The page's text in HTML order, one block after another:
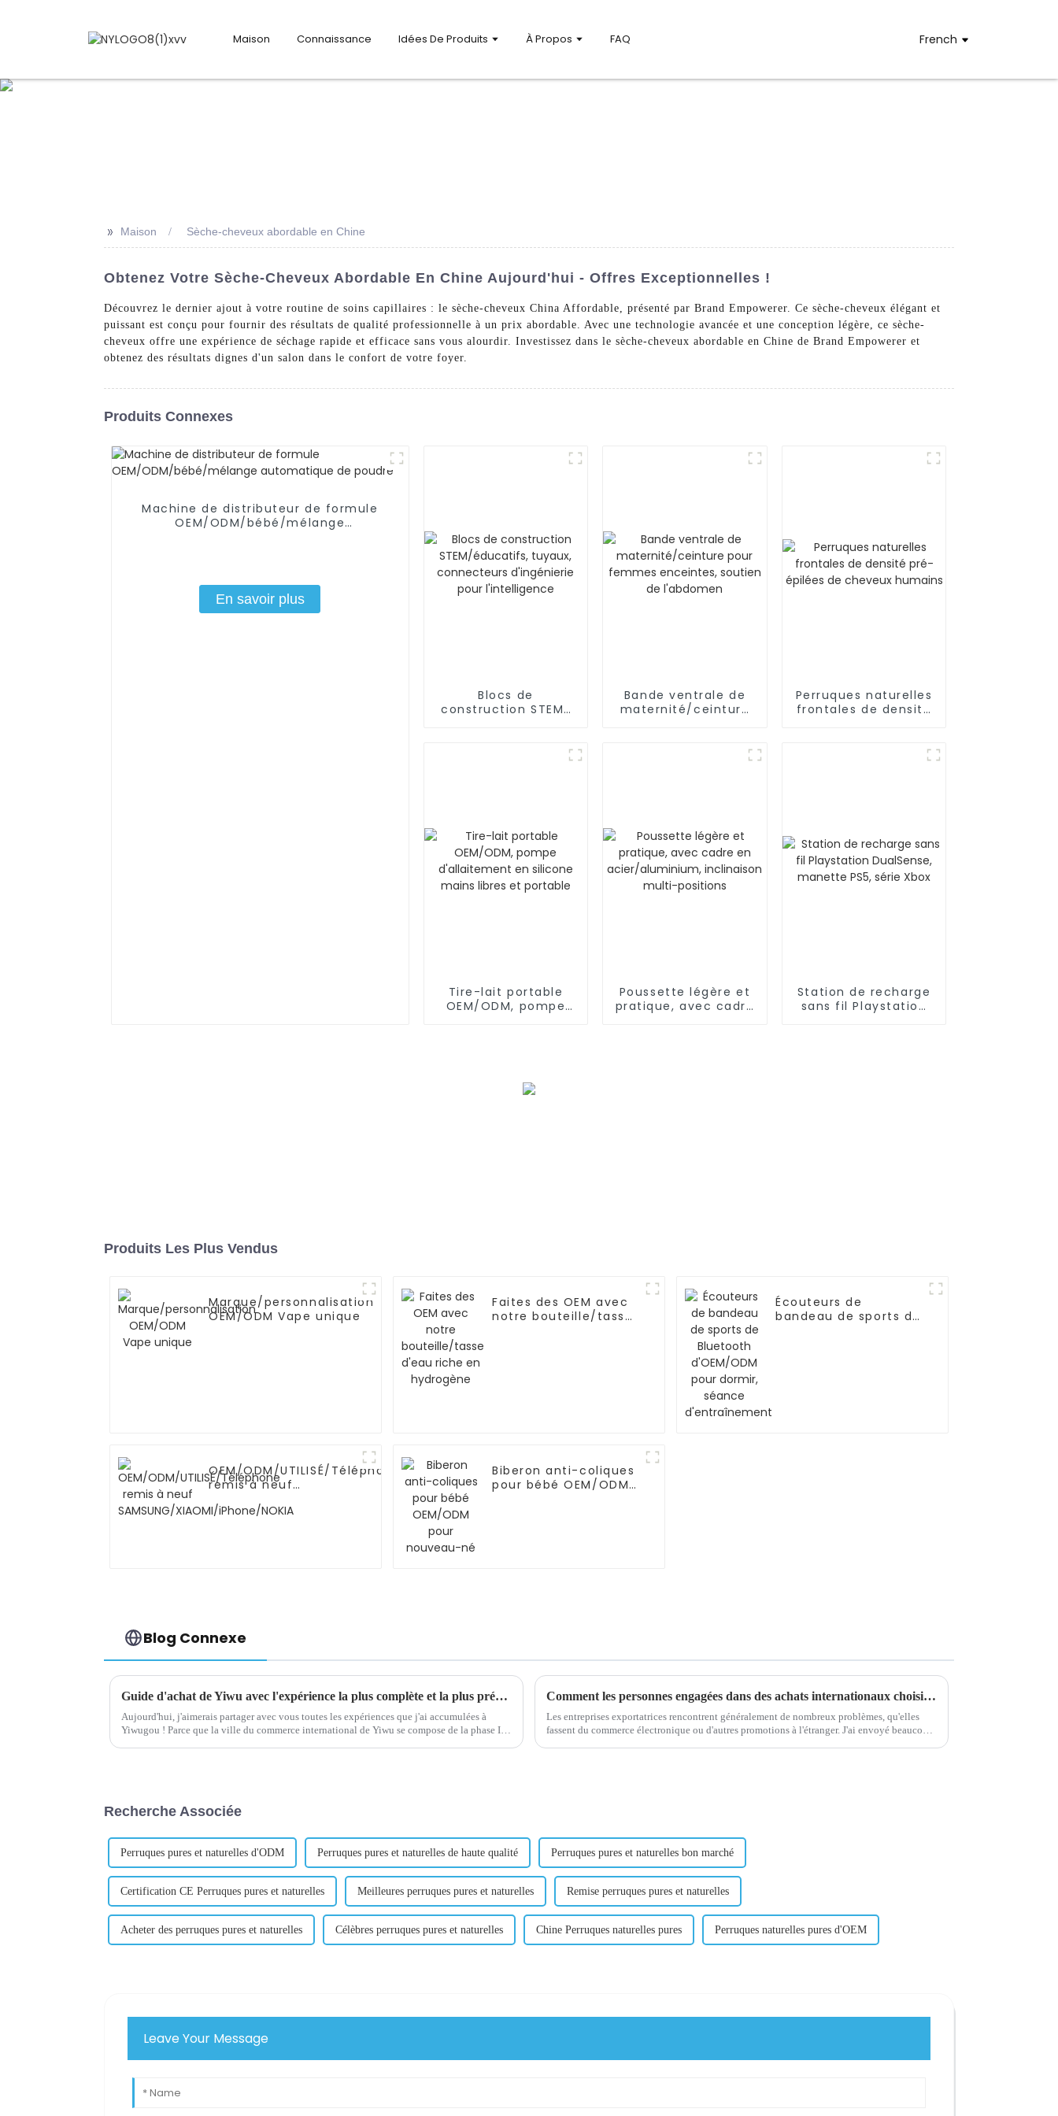
Maison Connaissance Idées De Produits À Propos FAQ French
>> Maison Sèche-cheveux abordable en Chine
Obtenez Votre Sèche-Cheveux Abordable En Chine Aujourd'hui - Offres Exceptionnelles !
Découvrez le dernier ajout à votre routine de soins capillaires : le sèche-cheveux China Affordable, présenté par Brand Empowerer. Ce sèche-cheveux élégant et
puissant est conçu pour fournir des résultats de qualité professionnelle à un prix abordable. Avec une technologie avancée et une conception légère, ce sèche-
cheveux offre une expérience de séchage rapide et efficace sans vous alourdir. Investissez dans le sèche-cheveux abordable en Chine de Brand Empowerer et
obtenez des résultats dignes d'un salon dans le confort de votre foyer.
Produits Connexes
Machine de distributeur de formule
OEM/ODM/bébé/mélange
En savoir plus
Blocs de
construction STEM/
Bande ventrale de
maternité/ceinture
Perruques naturelles
frontales de densité
Tire-lait portable
OEM/ODM, pompe
Poussette légère et
pratique, avec cadre
Station de recharge
sans fil Playstation
Produits Les Plus Vendus
Marque/personnalisation
OEM/ODM Vape unique
Faites des OEM avec
notre bouteille/tasse
Écouteurs de
bandeau de sports de
OEM/ODM/UTILISÉ/Téléphone
remis à neuf
SAMSUNG/XIAOMI/iPhone/NOKIA
Biberon anti-coliques
pour bébé OEM/ODM
Blog Connexe
Guide d'achat de Yiwu avec l'expérience la plus complète et la plus précise
Aujourd'hui, j'aimerais partager avec vous toutes les expériences que j'ai accumulées à
Yiwugou ! Parce que la ville du commerce international de Yiwu se compose de la phase I et
Comment les personnes engagées dans des achats internationaux choisissent-elles leurs fournisseurs ?
Les entreprises exportatrices rencontrent généralement de nombreux problèmes, qu'elles
fassent du commerce électronique ou d'autres promotions à l'étranger. J'ai envoyé beaucoup
Recherche Associée
Perruques pures et naturelles d'ODM Perruques pures et naturelles de haute qualité Perruques pures et naturelles bon marché
Certification CE Perruques pures et naturelles Meilleures perruques pures et naturelles Remise perruques pures et naturelles
Acheter des perruques pures et naturelles Célèbres perruques pures et naturelles Chine Perruques naturelles pures Perruques naturelles pures d'OEM
Leave Your Message